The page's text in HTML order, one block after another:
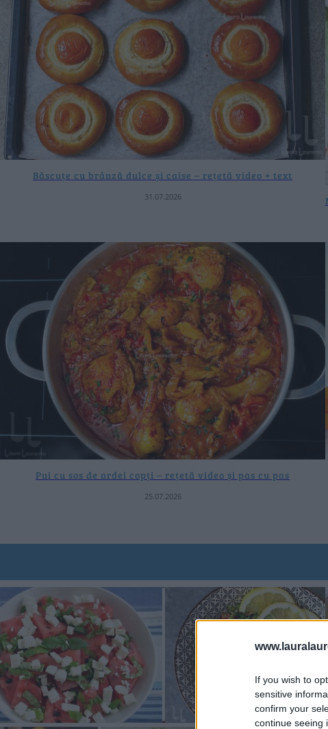
If you wish to
sensitive
confirm your
continue seeing
Băscuțe cu brânză dulce și caise – rețetă video + text
31.07.2026
Pui cu sos de ardei copți – rețetă video și pas cu pas
25.07.2026